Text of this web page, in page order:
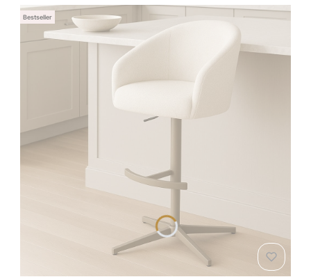
Bestseller